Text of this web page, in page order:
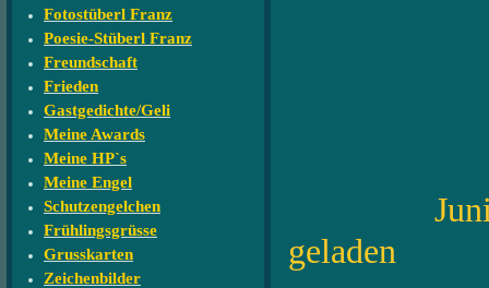
Fotostüberl Franz
Poesie-Stüberl Franz
Freundschaft
Frieden
Gastgedichte/Geli
Meine Awards
Meine HP`s
Meine Engel
Schutzengelchen
Frühlingsgrüsse
Grusskarten
Zeichenbilder
geladen